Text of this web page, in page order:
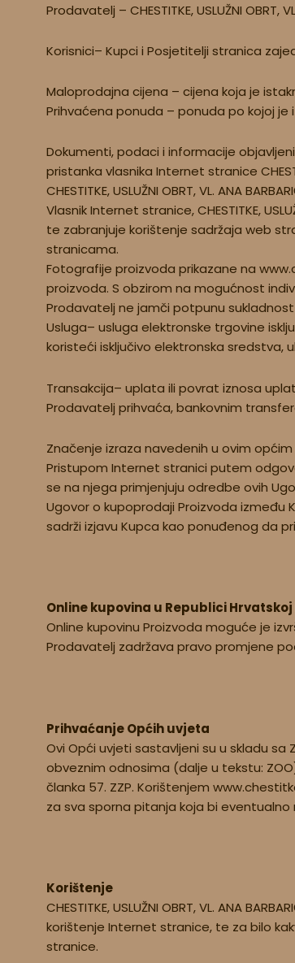
Prodavatelj – CHESTITKE, USLUŽNI
Korisnici– Kupci i Posjetitelji stranica
Maloprodajna cijena – cijena koja je
Prihvaćena ponuda – ponuda po kojoj je
Dokumenti, podaci i informacije
pristanka vlasnika Internet stranice
CHESTITKE, USLUŽNI OBRT, VL. ANA
Vlasnik Internet stranice, CHESTITKE,
te zabranjuje korištenje sadržaja web
stranicama.
Fotografije proizvoda prikazane na
proizvoda. S obzirom na mogućnost
Prodavatelj ne jamči potpunu
Usluga– usluga elektronske trgovine
koristeći isključivo elektronska sredstva,
Transakcija– uplata ili povrat iznosa
Prodavatelj prihvaća, bankovnim
Značenje izraza navedenih u ovim
Pristupom Internet stranici putem
se na njega primjenjuju odredbe ovih
Ugovor o kupoprodaji Proizvoda
sadrži izjavu Kupca kao ponuđenog da
Online kupovina u Republici
Online kupovinu Proizvoda moguće je
Prodavatelj zadržava pravo promjene
Prihvaćanje Općih uvjeta
Ovi Opći uvjeti sastavljeni su u skladu
obveznim odnosima (dalje u tekstu:
članka 57. ZZP. Korištenjem
za sva sporna pitanja koja bi
Korištenje
CHESTITKE, USLUŽNI OBRT, VL. ANA
korištenje Internet stranice, te za bilo
stranice.